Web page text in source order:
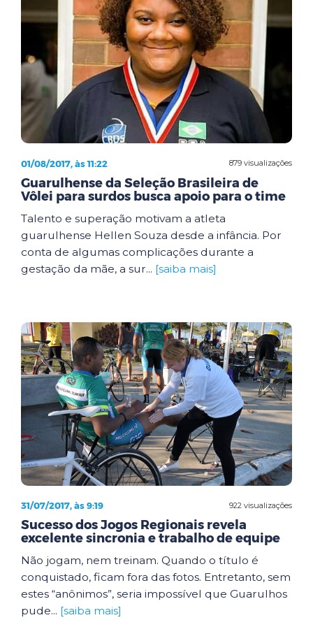
879 visualizações
01/08/2017, às 11:22
Guarulhense da Seleção Brasileira de
Vôlei para surdos busca apoio para o time
Talento e superação motivam a atleta
guarulhense Hellen Souza desde a infância. Por
conta de algumas complicações durante a
gestação da mãe, a sur... [saiba mais]
922 visualizações
31/07/2017, às 9:19
Sucesso dos Jogos Regionais revela
excelente sincronia e trabalho de equipe
Não jogam, nem treinam. Quando o título é
conquistado, ficam fora das fotos. Entretanto, sem
estes “anônimos”, seria impossível que Guarulhos
pude... [saiba mais]